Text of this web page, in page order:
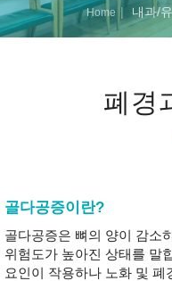
Home 내과/
폐경
골다공증이란?
골다공증은 뼈의 양이 감소
위험도가 높아진 상태를 말
요인이 작용하나 노화 및